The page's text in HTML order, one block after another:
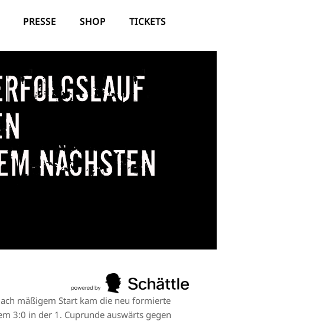
PRESSE SHOP TICKETS
nächsten
mäßigem Start kam die neu formierte
3:0 in der 1. Cuprunde auswärts gegen